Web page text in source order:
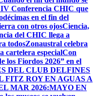
IV Conferencia CHIC que
en el fin del
con otros ojosCiencia,
del CHIC llega a
todosZonaustral celebra
cartelera especialCon
los Fiordos 2026” en el
DEL CLUB DELFINES
FITZ ROY EN AGUAS A
MAR 2026:MAYO EN